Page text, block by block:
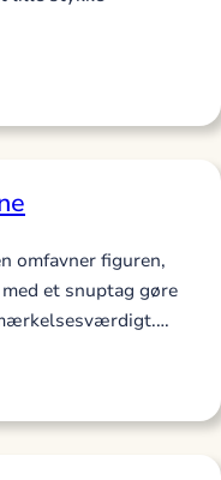
omfavner figuren,
et snuptag gøre